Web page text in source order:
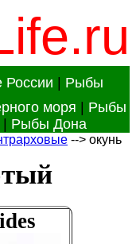
Рыбы
моря
Рыбы
Рыбы Дона
--> окунь